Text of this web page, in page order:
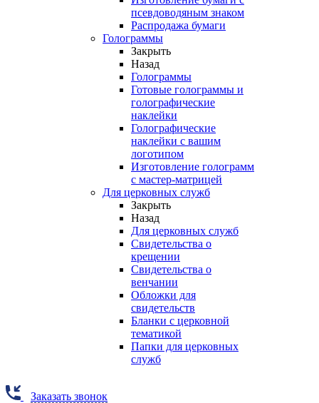
псевдоводяным знаком
Распродажа бумаги
Голограммы
Закрыть
Назад
Голограммы
Готовые голограммы и
голографические
наклейки
Голографические
наклейки с вашим
логотипом
Изготовление голограмм
с мастер-матрицей
Для церковных служб
Закрыть
Назад
Для церковных служб
Свидетельства о
крещении
Свидетельства о
венчании
Обложки для
свидетельств
Бланки с церковной
тематикой
Папки для церковных
служб
Заказать звонок